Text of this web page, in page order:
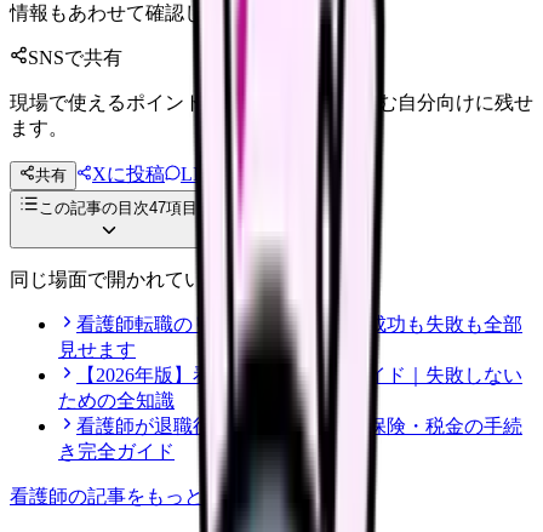
情報もあわせて確認してください。
SNSで共有
現場で使えるポイントを、同僚やあとで読む自分向けに残せ
ます。
共有 Xに投稿 LINE
投稿文コピー
この記事の目次47項目
同じ場面で開かれている記事
看護師転職のリアル体験談12選｜成功も失敗も全部
見せます
【2026年版】看護師転職の完全ガイド｜失敗しない
ための全知識
看護師が退職後にやるべき年金・保険・税金の手続
き完全ガイド
看護師の記事をもっと見る